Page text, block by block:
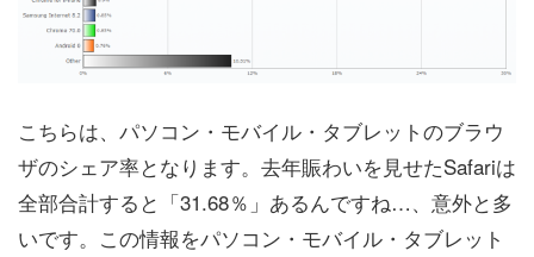
こちらは、パソコン・モバイル・タブレットのブラウ
ザのシェア率となります。去年賑わいを見せたSafariは
全部合計すると「31.68％」あるんですね…、意外と多
いです。この情報をパソコン・モバイル・タブレット